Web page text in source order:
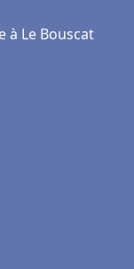
Le Bouscat